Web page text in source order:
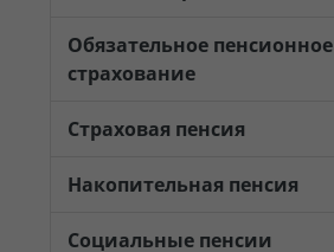
Обязательное пенсионное
страхование
Страховая пенсия
Накопительная пенсия
Социальные пенсии